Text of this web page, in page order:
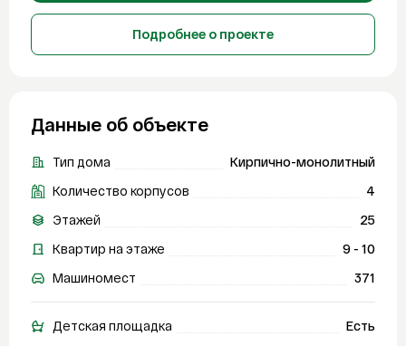
Подробнее о проекте
Данные об объекте
Тип дома
Кирпично-монолитный
Количество корпусов
4
Этажей
25
Квартир на этаже
9 - 10
Машиномест
371
Детская площадка
Есть